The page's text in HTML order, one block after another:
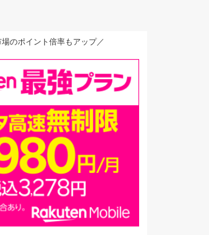
場のポイント倍率もアップ／